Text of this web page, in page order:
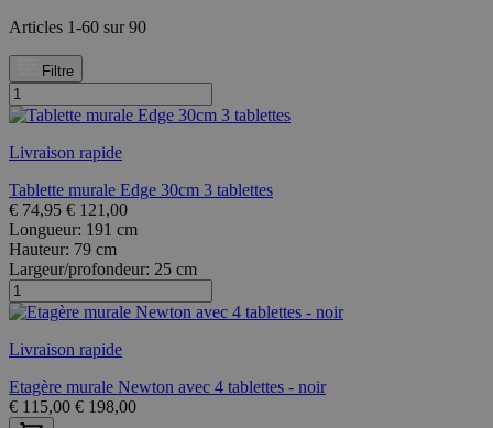
Articles 1-60 sur90
Filtre
Livraison rapide
Tablette murale Edge 30cm 3 tablettes
€ 74,95 € 121,00
Longueur: 191 cm
Hauteur: 79 cm
Largeur/profondeur: 25 cm
Livraison rapide
Etagère murale Newton avec 4 tablettes - noir
€ 115,00 € 198,00